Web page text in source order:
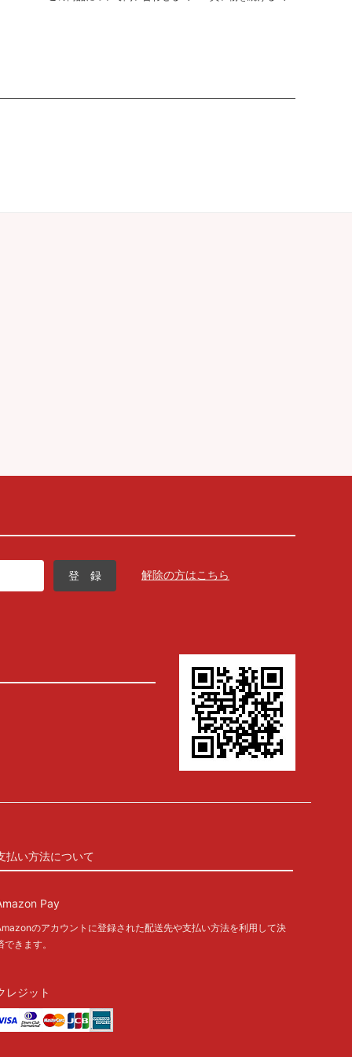
解除の方はこちら
払い方法について
Pay
のアカウントに登録された配送先や支払い方法を利用して決
できます。
レジット